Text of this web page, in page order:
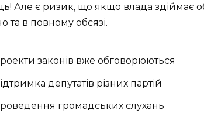
Але є ризик, що якщо влада здіймає
та в повному обсязі.
законів вже обговорюються
депутатів різних партій
громадських слухань